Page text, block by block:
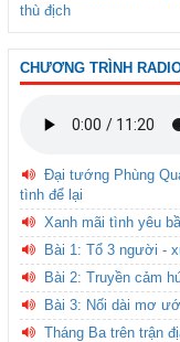
thù địch
CHƯƠNG TRÌNH
Đại tướng Phùng
tình để lại
Xanh mãi tình yêu
Bài 1: Tổ 3 người -
Bài 2: Truyền cảm
Bài 3: Nối dài mơ
Tháng Ba trên trận